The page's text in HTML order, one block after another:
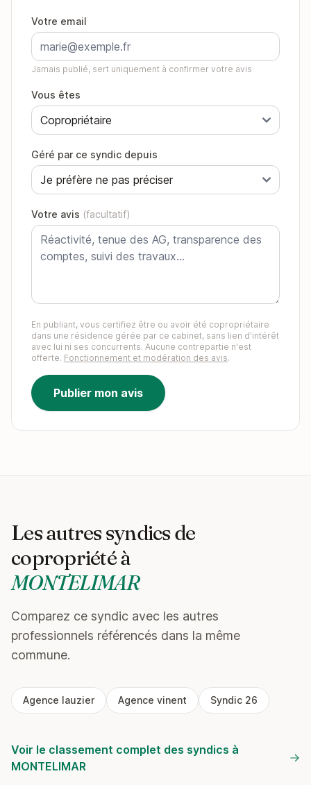
Votre email
Jamais publié, sert uniquement à confirmer votre avis
Vous êtes
Géré par ce syndic depuis
Votre avis (facultatif)
En publiant, vous certifiez être ou avoir été copropriétaire
dans une résidence gérée par ce cabinet, sans lien d'intérêt
avec lui ni ses concurrents. Aucune contrepartie n'est
offerte. Fonctionnement et modération des avis.
Publier mon avis
Les autres syndics de
copropriété à
MONTELIMAR
Comparez ce syndic avec les autres
professionnels référencés dans la même
commune.
Agence lauzier Agence vinent Syndic 26
Voir le classement complet des syndics à
MONTELIMAR